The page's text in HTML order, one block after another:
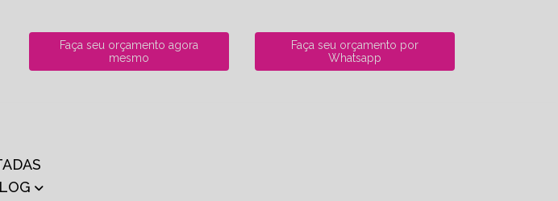
Faça seu orçamento agora
mesmo
Faça seu orçamento por
Whatsapp
BLOG